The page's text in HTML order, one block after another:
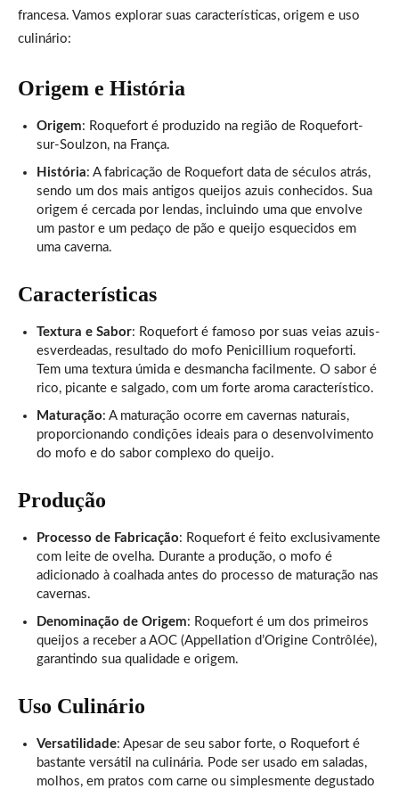
francesa. Vamos explorar suas características, origem e uso
culinário:
Origem e História
Origem: Roquefort é produzido na região de Roquefort-
sur-Soulzon, na França.
História: A fabricação de Roquefort data de séculos atrás,
sendo um dos mais antigos queijos azuis conhecidos. Sua
origem é cercada por lendas, incluindo uma que envolve
um pastor e um pedaço de pão e queijo esquecidos em
uma caverna.
Características
Textura e Sabor: Roquefort é famoso por suas veias azuis-
esverdeadas, resultado do mofo Penicillium roqueforti.
Tem uma textura úmida e desmancha facilmente. O sabor é
rico, picante e salgado, com um forte aroma característico.
Maturação: A maturação ocorre em cavernas naturais,
proporcionando condições ideais para o desenvolvimento
do mofo e do sabor complexo do queijo.
Produção
Processo de Fabricação: Roquefort é feito exclusivamente
com leite de ovelha. Durante a produção, o mofo é
adicionado à coalhada antes do processo de maturação nas
cavernas.
Denominação de Origem: Roquefort é um dos primeiros
queijos a receber a AOC (Appellation d’Origine Contrôlée),
garantindo sua qualidade e origem.
Uso Culinário
Versatilidade: Apesar de seu sabor forte, o Roquefort é
bastante versátil na culinária. Pode ser usado em saladas,
molhos, em pratos com carne ou simplesmente degustado